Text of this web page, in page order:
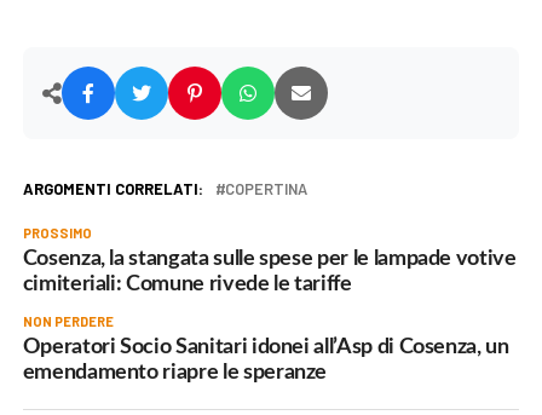
ARGOMENTI CORRELATI: COPERTINA
PROSSIMO
Cosenza, la stangata sulle spese per le lampade votive
cimiteriali: Comune rivede le tariffe
NON PERDERE
Operatori Socio Sanitari idonei all’Asp di Cosenza, un
emendamento riapre le speranze